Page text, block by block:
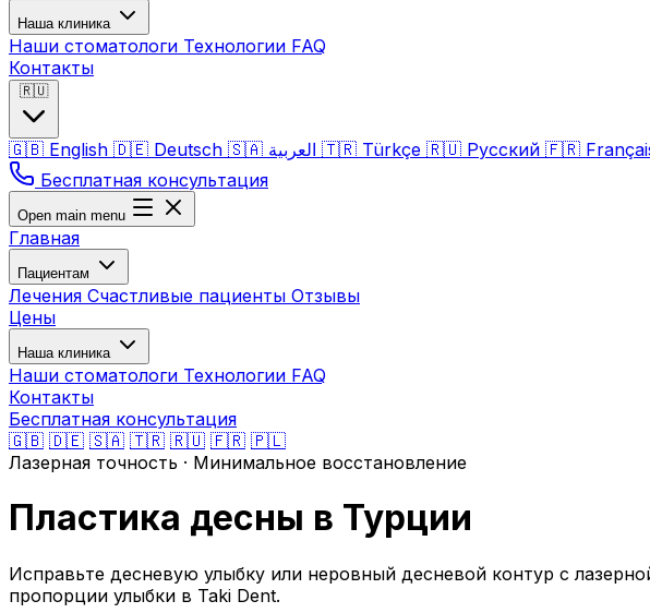
Наша клиника
Наши стоматологи Технологии FAQ
Контакты
🇷🇺
🇬🇧 English 🇩🇪 Deutsch 🇸🇦 🇹🇷 Türkçe 🇷🇺 Русский 🇫🇷
Бесплатная консультация
Open main menu
Главная
Пациентам
Лечения Счастливые пациенты Отзывы
Цены
Наша клиника
Наши стоматологи Технологии FAQ
Контакты
Бесплатная консультация
🇬🇧 🇩🇪 🇸🇦 🇹🇷 🇷🇺 🇫🇷 🇵🇱
Лазерная точность · Минимальное восстановление
Пластика десны в Турции
Исправьте десневую улыбку или неровный десневой контур с
пропорции улыбки в Taki Dent.